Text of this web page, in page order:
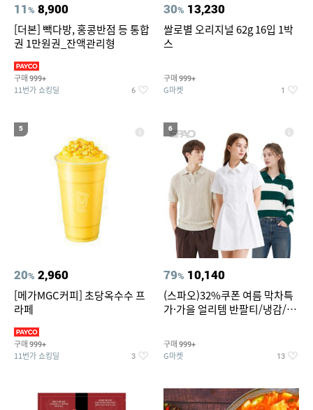
11% 8,900
[더본] 빽다방, 홍콩반점 등 통합
권 1만원권_잔액관리형
구매 999+
11번가 쇼킹딜 6
30% 13,230
쌀로별 오리지널 62g 16입 1박
스
구매 999+
G마켓 1
5
20% 2,960
[메가MGC커피] 초당옥수수 프
라페
구매 999+
11번가 쇼킹딜 3
6
79% 10,140
(스파오)32%쿠폰 여름 막차특
가·가을 얼리템 반팔티/냉감/반
건 외 ~74%OFF
구매 999+
G마켓 13